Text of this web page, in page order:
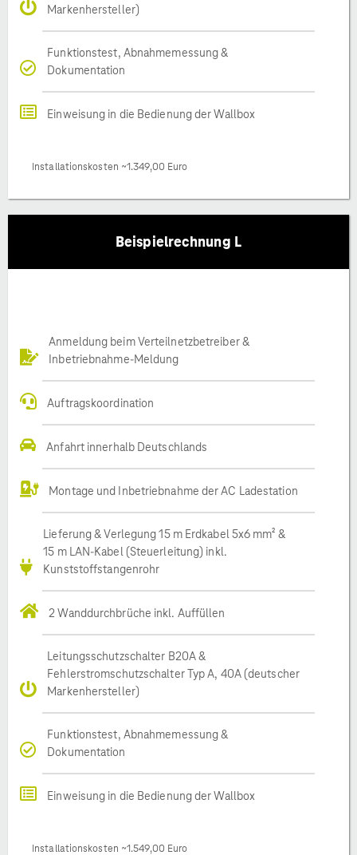
Markenhersteller)
Funktionstest, Abnahmemessung &
Dokumentation
Einweisung in die Bedienung der Wallbox
Installationskosten ~1.349,00 Euro
Beispielrechnung L
Anmeldung beim Verteilnetzbetreiber &
Inbetriebnahme-Meldung
Auftragskoordination
Anfahrt innerhalb Deutschlands
Montage und Inbetriebnahme der AC Ladestation
Lieferung & Verlegung 15 m Erdkabel 5x6 mm² &
15 m LAN-Kabel (Steuerleitung) inkl.
Kunststoffstangenrohr
2 Wanddurchbrüche inkl. Auffüllen
Leitungsschutzschalter B20A &
Fehlerstromschutzschalter Typ A, 40A (deutscher
Markenhersteller)
Funktionstest, Abnahmemessung &
Dokumentation
Einweisung in die Bedienung der Wallbox
Installationskosten ~1.549,00 Euro